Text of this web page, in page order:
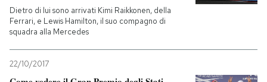
Dietro di lui sono arrivati Kimi Raikkonen, della
Ferrari, e Lewis Hamilton, il suo compagno di
squadra alla Mercedes
22/10/2017